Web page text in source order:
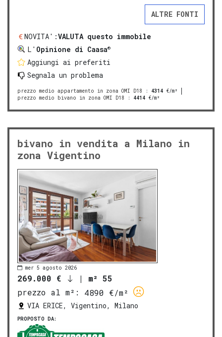
ALTRE FONTI
NOVITA':VALUTA questo immobile
L' Opinione di Caasa®
Aggiungi ai preferiti
Segnala un problema
prezzo medio appartamento in zona OMI D18 : 4314 €/m²
prezzo medio bivano in zona OMI D18 : 4414 €/m²
bivano in vendita a Milano in
zona Vigentino
mer 5 agosto 2026
269.000 € | m² 55
prezzo al m²:
4890 €/m²
VIA ERICE, Vigentino, Milano
PROPOSTO DA: